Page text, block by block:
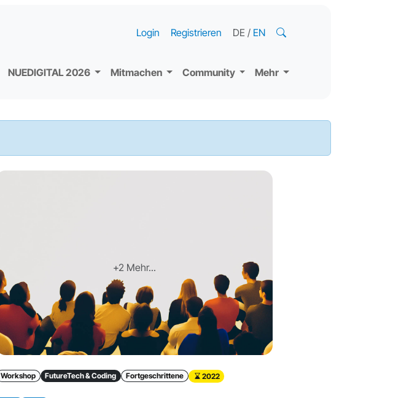
NUEDIGITAL 2026 Mitmachen Community Mehr
Login Registrieren DE / EN
+2 Mehr...
Workshop FutureTech & Coding Fortgeschrittene 2022